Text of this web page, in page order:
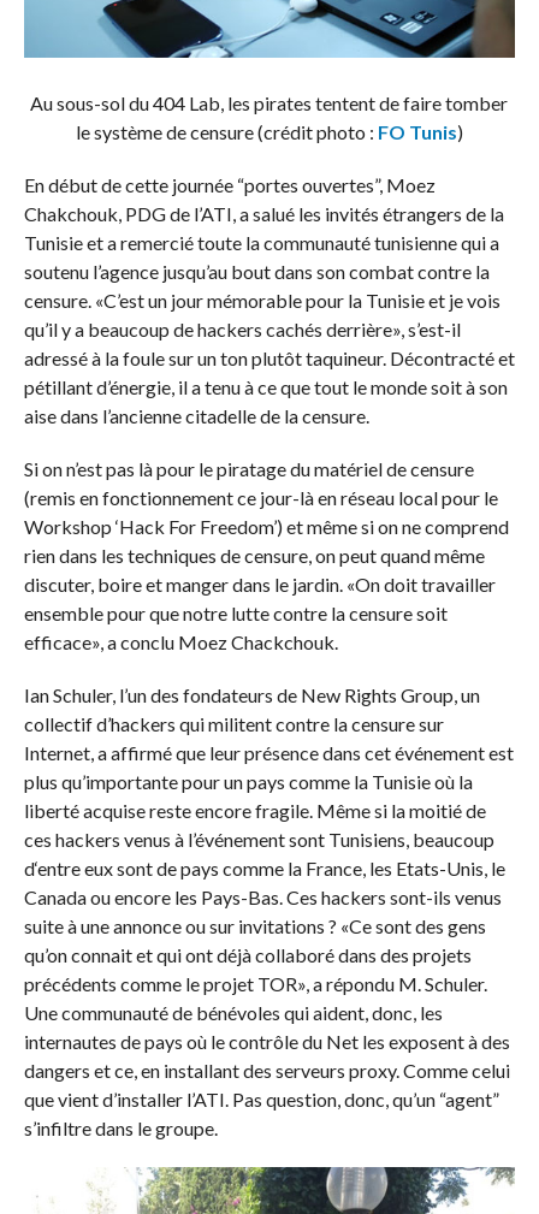
Au sous-sol du 404 Lab, les pirates tentent de faire tomber
le système de censure (crédit photo : FO Tunis)
En début de cette journée “portes ouvertes”, Moez
Chakchouk, PDG de l’ATI, a salué les invités étrangers de la
Tunisie et a remercié toute la communauté tunisienne qui a
soutenu l’agence jusqu’au bout dans son combat contre la
censure. «C’est un jour mémorable pour la Tunisie et je vois
qu’il y a beaucoup de hackers cachés derrière», s’est-il
adressé à la foule sur un ton plutôt taquineur. Décontracté et
pétillant d’énergie, il a tenu à ce que tout le monde soit à son
aise dans l’ancienne citadelle de la censure.
Si on n’est pas là pour le piratage du matériel de censure
(remis en fonctionnement ce jour-là en réseau local pour le
Workshop ‘Hack For Freedom’) et même si on ne comprend
rien dans les techniques de censure, on peut quand même
discuter, boire et manger dans le jardin. «On doit travailler
ensemble pour que notre lutte contre la censure soit
efficace», a conclu Moez Chackchouk.
Ian Schuler, l’un des fondateurs de New Rights Group, un
collectif d’hackers qui militent contre la censure sur
Internet, a affirmé que leur présence dans cet événement est
plus qu’importante pour un pays comme la Tunisie où la
liberté acquise reste encore fragile. Même si la moitié de
ces hackers venus à l’événement sont Tunisiens, beaucoup
d‘entre eux sont de pays comme la France, les Etats-Unis, le
Canada ou encore les Pays-Bas. Ces hackers sont-ils venus
suite à une annonce ou sur invitations ? «Ce sont des gens
qu’on connait et qui ont déjà collaboré dans des projets
précédents comme le projet TOR», a répondu M. Schuler.
Une communauté de bénévoles qui aident, donc, les
internautes de pays où le contrôle du Net les exposent à des
dangers et ce, en installant des serveurs proxy. Comme celui
que vient d’installer l’ATI. Pas question, donc, qu’un “agent”
s’infiltre dans le groupe.